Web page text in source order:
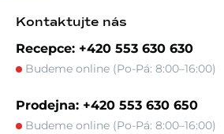
Kontaktujte nás
Recepce: +420 553 630 630
Budeme online (Po-Pá: 8:00–16:00)
Prodejna: +420 553 630 650
Budeme online (Po-Pá: 8:00–16:00)